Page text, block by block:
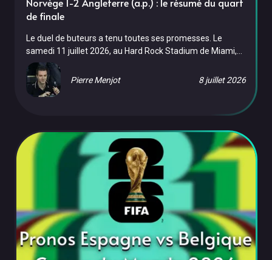
de finale
Le duel de buteurs a tenu toutes ses promesses. Le
samedi 11 juillet 2026, au Hard Rock Stadium de Miami,
l'Angleterre a dû batailler jusqu'en prolongation pour venir
à bout de la Norvège, 2-1, dans le premier quart de finale
de l'histoire norvégienne en Coupe du Monde. Un doublé
polémique arbitrale : un but norvégien a été refusé par la
Pierre Menjot 8 juillet 2026